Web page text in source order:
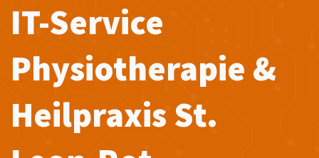
IT-Service
Physiotherapie &
Heilpraxis St.